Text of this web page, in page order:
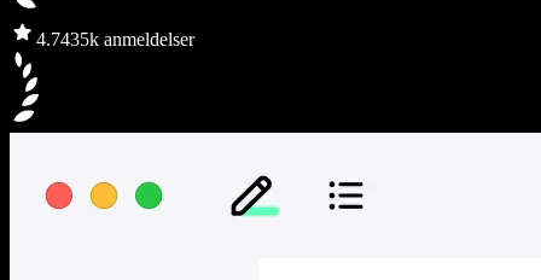
4.7435k anmeldelser